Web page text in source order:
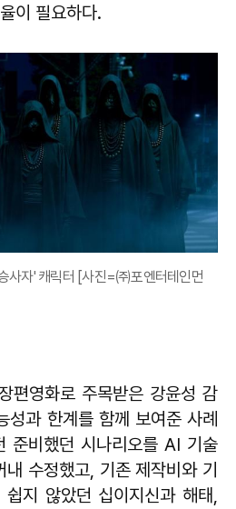
이 필요하다.
사자' 캐릭터 [사진=㈜포엔터테인먼
편영화로 주목받은 강윤성 감
성과 한계를 함께 보여준 사례
준비했던 시나리오를 AI 기술
수정했고, 기존 제작비와 기
지 않았던 십이지신과 해태,